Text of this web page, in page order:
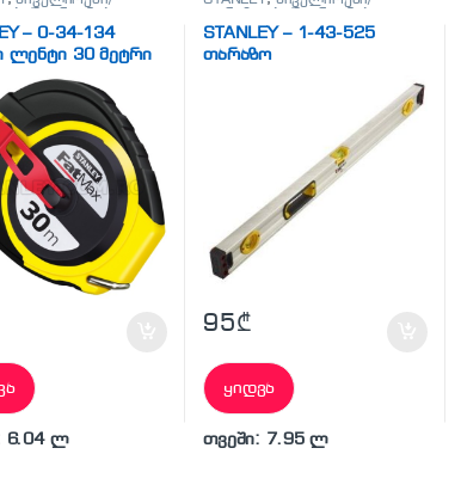
– 0-34-134
ლენტი 30 მეტრი
6.04 ლ
STANLEY – 1-43-525
თარაზო
95₾
ყიდვა
თვეში: 7.95 ლ